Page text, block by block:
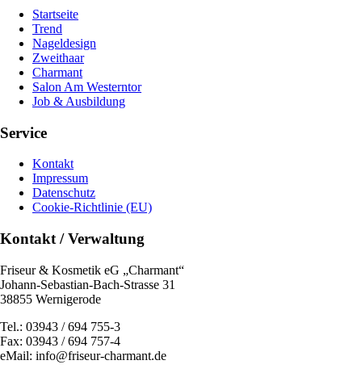
Startseite
Trend
Nageldesign
Zweithaar
Charmant
Salon Am Westerntor
Job & Ausbildung
Service
Kontakt
Impressum
Datenschutz
Cookie-Richtlinie (EU)
Kontakt / Verwaltung
Friseur & Kosmetik eG „Charmant“
Johann-Sebastian-Bach-Strasse 31
38855 Wernigerode
Tel.: 03943 / 694 755-3
Fax: 03943 / 694 757-4
eMail: info@friseur-charmant.de